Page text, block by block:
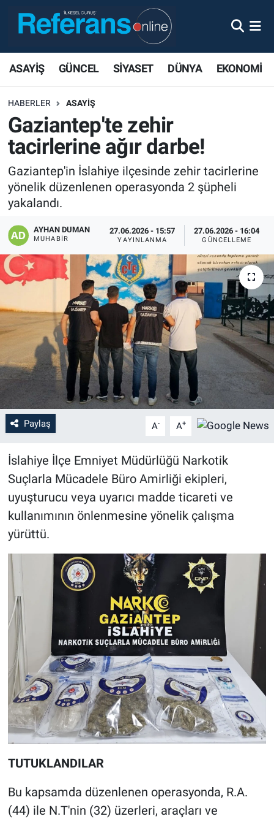
ASAYİŞ GÜNCEL SİYASET DÜNYA EKONOMİ
HABERLER ASAYİŞ
Gaziantep'te zehir
tacirlerine ağır darbe!
Gaziantep'in İslahiye ilçesinde zehir tacirlerine
yönelik düzenlenen operasyonda 2 şüpheli
yakalandı.
AYHAN DUMAN
MUHABIR
27.06.2026 - 15:57
YAYINLANMA
27.06.2026 - 16:04
GÜNCELLEME
Paylaş A- A+
İslahiye İlçe Emniyet Müdürlüğü Narkotik
Suçlarla Mücadele Büro Amirliği ekipleri,
uyuşturucu veya uyarıcı madde ticareti ve
kullanımının önlenmesine yönelik çalışma
yürüttü.
TUTUKLANDILAR
Bu kapsamda düzenlenen operasyonda, R.A.
(44) ile N.T'nin (32) üzerleri, araçları ve